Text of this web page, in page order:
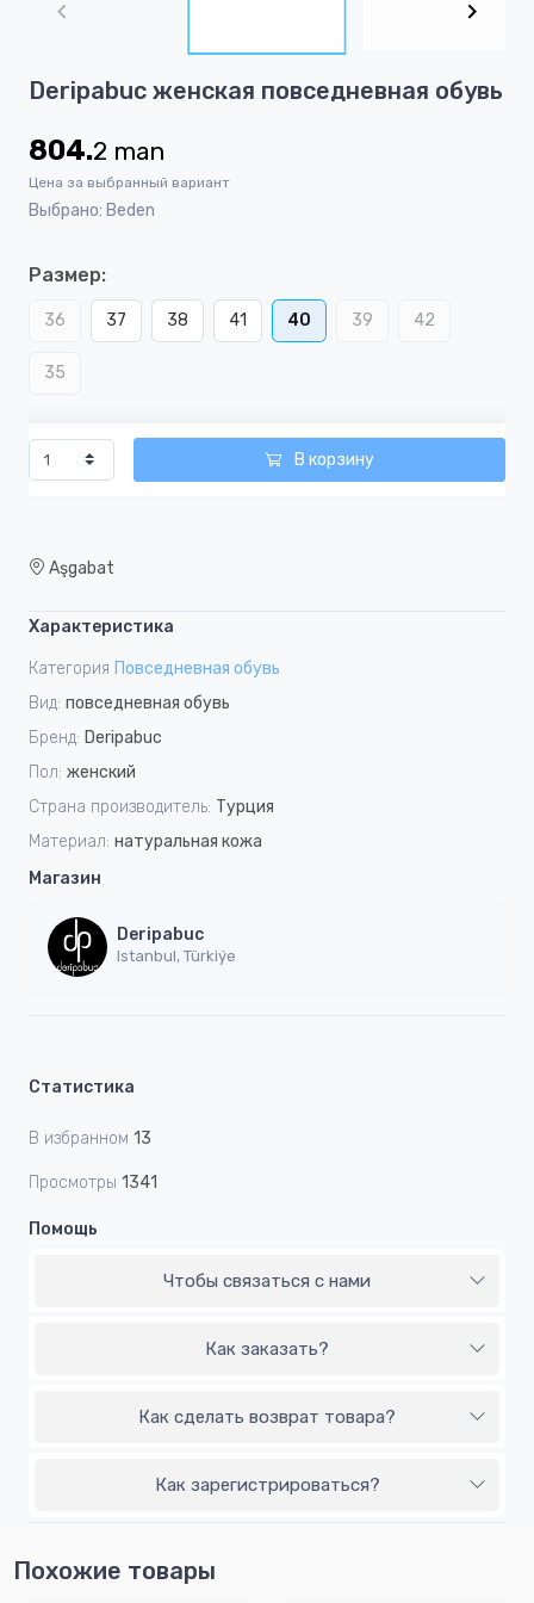
1
8
Deripabuc женская повседневная обувь
804.2 man
Цена за выбранный вариант
Выбрано: Beden
Размер:
36 37 38 41 40 39 42
35
В корзину
Aşgabat
Характеристика
Категория Повседневная обувь
Вид: повседневная обувь
Бренд: Deripabuc
Пол: женский
Страна производитель: Турция
Материал: натуральная кожа
Магазин
Deripabuc
Istanbul, Türkiýe
Статистика
В избранном 13
Просмотры 1341
Помощь
Чтобы связаться с нами
Как заказать?
Как сделать возврат товара?
Как зарегистрироваться?
Похожие товары